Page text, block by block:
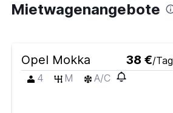
Mietwagenangebote
Opel Mokka 38 €/Tag
4
M A/C